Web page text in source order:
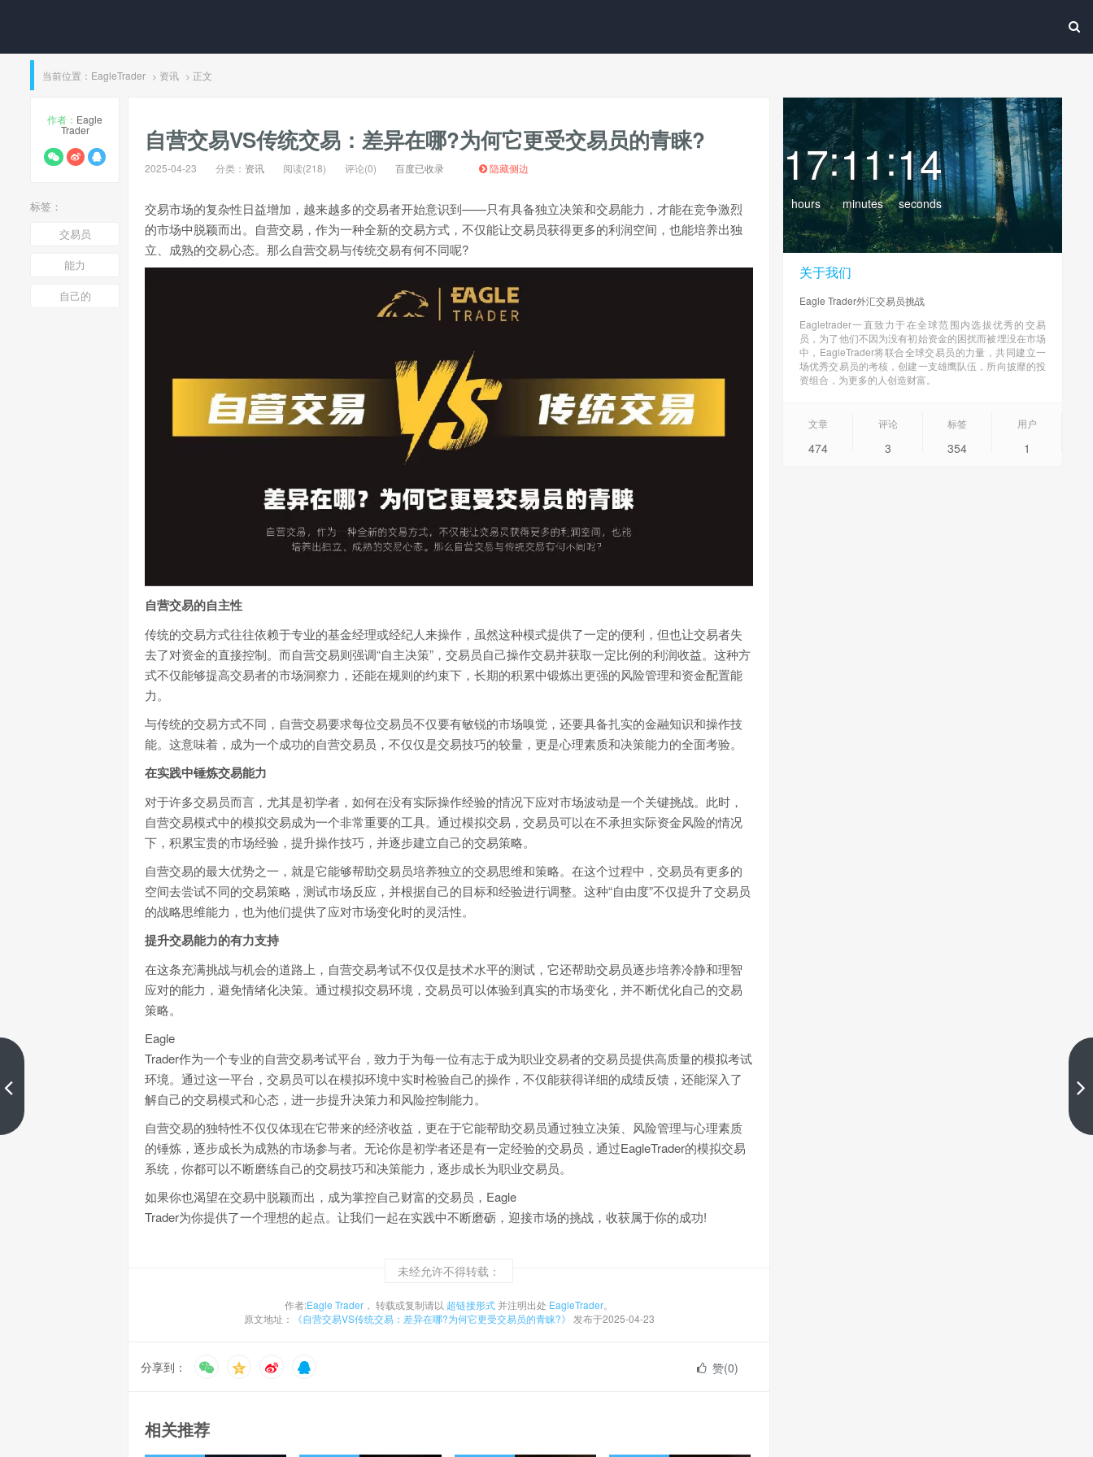
EagleTrader采访：这位女交易员
如何用风控走过5年交易路
上一篇
当前位置： EagleTrader > 资讯 > 正文
作者： Eagle
Trader
标签：
交易员
能力
自己的
自营交易VS传统交易：差异在哪?为何它更受交易员的青睐?
2025-04-23 分类： 资讯 阅读(218) 评论(0) 百度已收录 隐藏侧边
交易市场的复杂性日益增加，越来越多的交易者开始意识到——只有具备独立决策和交易能力，才能在竞争激烈
的市场中脱颖而出。自营交易，作为一种全新的交易方式，不仅能让交易员获得更多的利润空间，也能培养出独
立、成熟的交易心态。那么自营交易与传统交易有何不同呢?
自营交易的自主性
传统的交易方式往往依赖于专业的基金经理或经纪人来操作，虽然这种模式提供了一定的便利，但也让交易者失
去了对资金的直接控制。而自营交易则强调“自主决策”，交易员自己操作交易并获取一定比例的利润收益。这种方
式不仅能够提高交易者的市场洞察力，还能在规则的约束下，长期的积累中锻炼出更强的风险管理和资金配置能
力。
与传统的交易方式不同，自营交易要求每位交易员不仅要有敏锐的市场嗅觉，还要具备扎实的金融知识和操作技
能。这意味着，成为一个成功的自营交易员，不仅仅是交易技巧的较量，更是心理素质和决策能力的全面考验。
在实践中锤炼交易能力
对于许多交易员而言，尤其是初学者，如何在没有实际操作经验的情况下应对市场波动是一个关键挑战。此时，
自营交易模式中的模拟交易成为一个非常重要的工具。通过模拟交易，交易员可以在不承担实际资金风险的情况
下，积累宝贵的市场经验，提升操作技巧，并逐步建立自己的交易策略。
自营交易的最大优势之一，就是它能够帮助交易员培养独立的交易思维和策略。在这个过程中，交易员有更多的
空间去尝试不同的交易策略，测试市场反应，并根据自己的目标和经验进行调整。这种“自由度”不仅提升了交易员
的战略思维能力，也为他们提供了应对市场变化时的灵活性。
提升交易能力的有力支持
在这条充满挑战与机会的道路上，自营交易考试不仅仅是技术水平的测试，它还帮助交易员逐步培养冷静和理智
应对的能力，避免情绪化决策。通过模拟交易环境，交易员可以体验到真实的市场变化，并不断优化自己的交易
策略。
Eagle
Trader作为一个专业的自营交易考试平台，致力于为每一位有志于成为职业交易者的交易员提供高质量的模拟考试
环境。通过这一平台，交易员可以在模拟环境中实时检验自己的操作，不仅能获得详细的成绩反馈，还能深入了
解自己的交易模式和心态，进一步提升决策力和风险控制能力。
自营交易的独特性不仅仅体现在它带来的经济收益，更在于它能帮助交易员通过独立决策、风险管理与心理素质
的锤炼，逐步成长为成熟的市场参与者。无论你是初学者还是有一定经验的交易员，通过EagleTrader的模拟交易
系统，你都可以不断磨练自己的交易技巧和决策能力，逐步成长为职业交易员。
如果你也渴望在交易中脱颖而出，成为掌控自己财富的交易员，Eagle
Trader为你提供了一个理想的起点。让我们一起在实践中不断磨砺，迎接市场的挑战，收获属于你的成功!
未经允许不得转载：
作者:Eagle Trader ， 转载或复制请以 超链接形式并注明出处 EagleTrader。
原文地址：
《自营交易VS传统交易：差异在哪?为何它更受交易员的青睐?》 发布于2025-04-23
分享到： 赞(0)
相关推荐
17
hours
:11
minutes
:15
seconds
关于我们
Eagle Trader外汇交易员挑战
Eagletrader一直致力于在全球范围内选拔优秀的交易
员，为了他们不因为没有初始资金的困扰而被埋没在市场
中，EagleTrader将联合全球交易员的力量，共同建立一
场优秀交易员的考核，创建一支雄鹰队伍，所向披靡的投
资组合，为更多的人创造财富。
文章
474
评论
3
标签
354
用户
1